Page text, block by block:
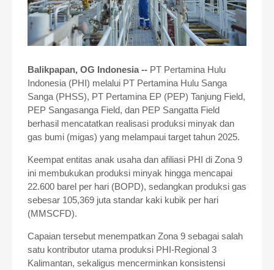
Balikpapan, OG Indonesia -- PT Pertamina Hulu
Indonesia (PHI) melalui PT Pertamina Hulu Sanga
Sanga (PHSS), PT Pertamina EP (PEP) Tanjung Field,
PEP Sangasanga Field, dan PEP Sangatta Field
berhasil mencatatkan realisasi produksi minyak dan
gas bumi (migas) yang melampaui target tahun 2025.
Keempat entitas anak usaha dan afiliasi PHI di Zona 9
ini membukukan produksi minyak hingga mencapai
22.600 barel per hari (BOPD), sedangkan produksi gas
sebesar 105,369 juta standar kaki kubik per hari
(MMSCFD).
Capaian tersebut menempatkan Zona 9 sebagai salah
satu kontributor utama produksi PHI-Regional 3
Kalimantan, sekaligus mencerminkan konsistensi